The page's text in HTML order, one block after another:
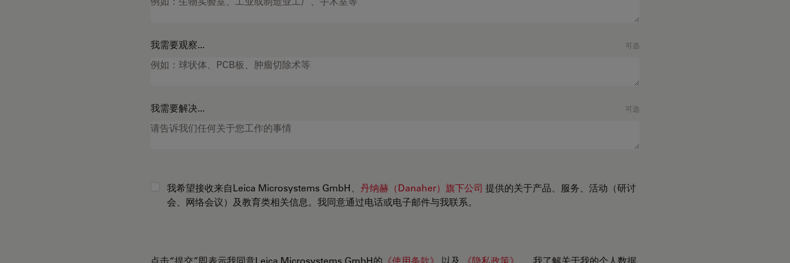
我需要观察... 可选
我需要解决... 可选
我希望接收来自Leica Microsystems GmbH、 丹纳赫（Danaher）旗下公司 提供的关于产品、服务、活动（研讨
会、网络会议）及教育类相关信息。我同意通过电话或电子邮件与我联系。
点击“提交”即表示我同意Leica Microsystems GmbH的 《使用条款》 以及 《隐私政策》 。 我了解关于我的个人数据